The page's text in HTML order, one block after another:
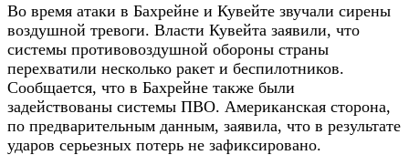
Во время атаки в Бахрейне и Кувейте звучали сирены
воздушной тревоги. Власти Кувейта заявили, что
системы противовоздушной обороны страны
перехватили несколько ракет и беспилотников.
Сообщается, что в Бахрейне также были
задействованы системы ПВО. Американская сторона,
по предварительным данным, заявила, что в результате
ударов серьезных потерь не зафиксировано.